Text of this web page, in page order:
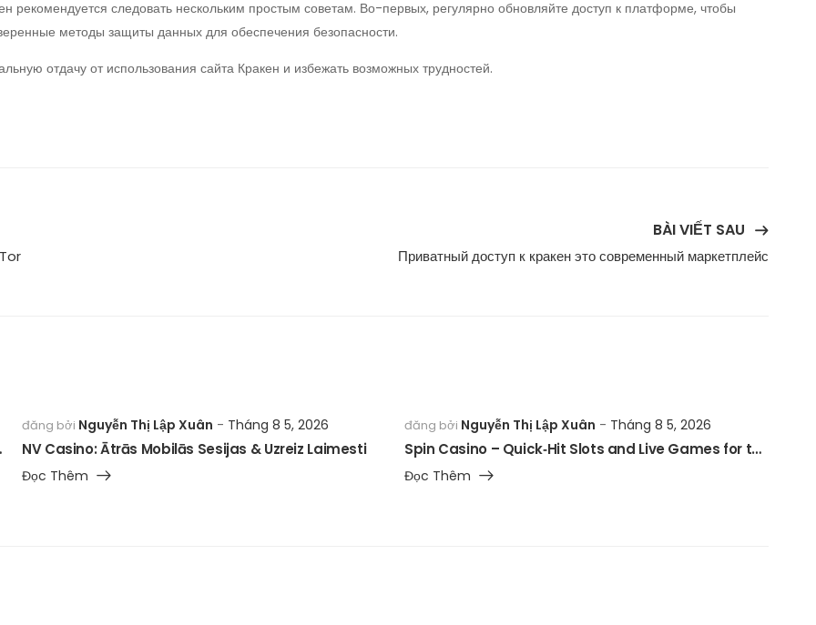
рекомендуется следовать нескольким простым советам. Во-первых, регулярно обновляйте доступ к платформе, чтобы
методы защиты данных для обеспечения безопасности.
отдачу от использования сайта Кракен и избежать возможных трудностей.
BÀI VIẾT SAU
Приватный доступ к кракен это современный маркетплейс
Gamblers
đăng bởi Nguyễn Thị Lập Xuân Tháng 8 5, 2026
NV Casino: Ātrās Mobilās Sesijas & Uzreiz Laimesti
Đọc Thêm
đăng bởi Nguyễn Thị Lập Xuân Tháng 8 5, 2026
Spin Casino – Quick‑Hit Slots and Live Games for the Fast‑Paced Player
Đọc Thêm